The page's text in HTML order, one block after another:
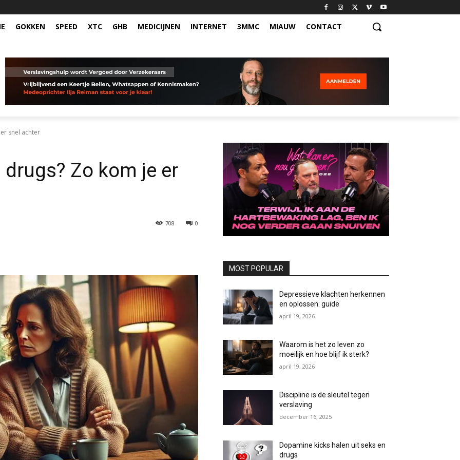
GOKKEN SPEED XTC GHB MEDICIJNEN INTERNET 3MMC MIAUW CONTACT
snel achter
Zo kom je er
0
708
MOST POPULAR
Depressieve klachten herkennen
en oplossen: guide
april 19, 2026
Waarom is het zo leven zo
moeilijk en hoe blijf ik sterk?
april 19, 2026
Discipline is de sleutel tegen
verslaving
december 16, 2025
Dopamine kicks halen uit seks en
drugs